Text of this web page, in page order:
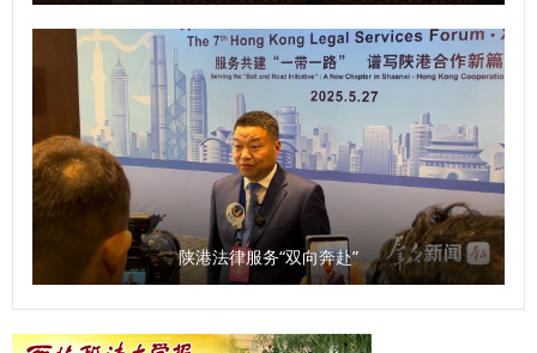
陕港法律服务“双向奔赴”